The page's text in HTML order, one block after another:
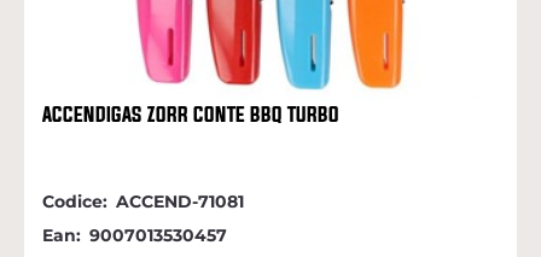
ACCENDIGAS ZORR CONTE BBQ TURBO
Codice: ACCEND-71081
Ean: 9007013530457